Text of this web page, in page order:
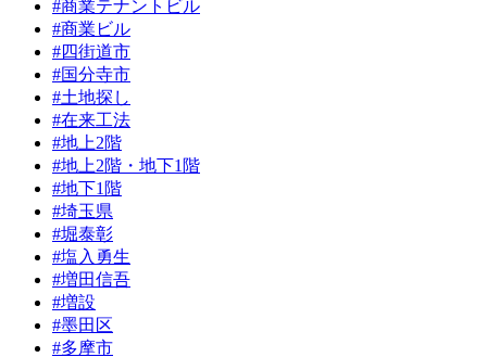
#商業テナントビル
#商業ビル
#四街道市
#国分寺市
#土地探し
#在来工法
#地上2階
#地上2階・地下1階
#地下1階
#埼玉県
#堀泰彰
#塩入勇生
#増田信吾
#増設
#墨田区
#多摩市